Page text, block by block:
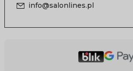
info@salonlines.pl